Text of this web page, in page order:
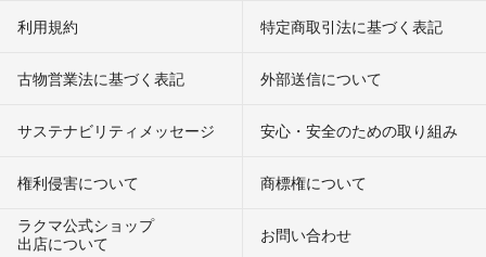
利用規約 特定商取引法に基づく表記
古物営業法に基づく表記 外部送信について
サステナビリティメッセージ 安心・安全のための取り組み
権利侵害について
商標権について
ラクマ公式ショップ
出店について
お問い合わせ